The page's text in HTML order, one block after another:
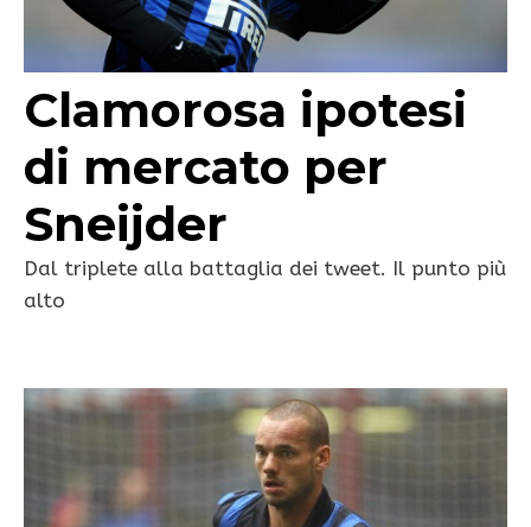
Clamorosa ipotesi
di mercato per
Sneijder
Dal triplete alla battaglia dei tweet. Il punto più
alto